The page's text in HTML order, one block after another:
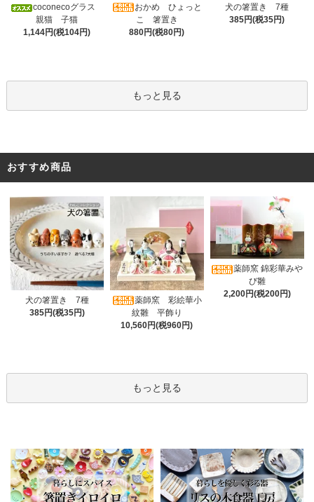
coconecoグラス
親猫 子猫
1,144円(税104円)
おかめ ひょっと
こ 箸置き
880円(税80円)
犬の箸置き 7種
385円(税35円)
もっと見る
おすすめ商品
犬の箸置き 7種
385円(税35円)
薬師窯 彩絵華小
紋雛 平飾り
10,560円(税960円)
薬師窯 錦彩華みや
び雛
2,200円(税200円)
もっと見る